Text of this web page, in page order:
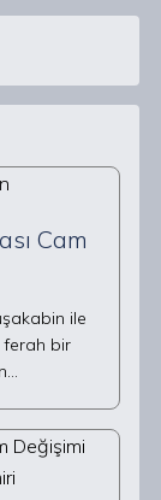
Cam
ile
ferah bir